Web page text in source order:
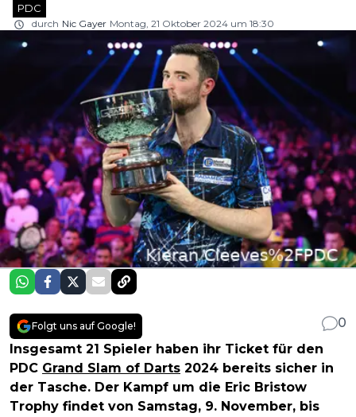
PDC
durch Nic Gayer Montag, 21 Oktober 2024 um 18:30
Folgt uns auf Google!
0
Insgesamt 21 Spieler haben ihr Ticket für den
PDC Grand Slam of Darts 2024 bereits sicher in
der Tasche. Der Kampf um die Eric Bristow
Trophy findet von Samstag, 9. November, bis